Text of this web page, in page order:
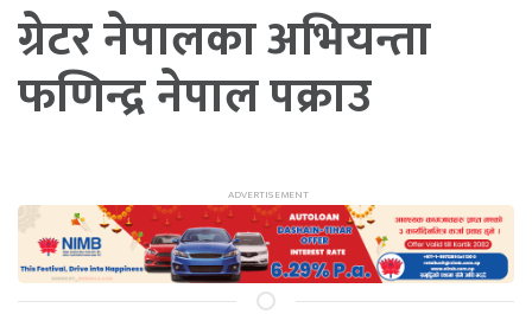
ग्रेटर नेपालका अभियन्ता
फणिन्द्र नेपाल पक्राउ